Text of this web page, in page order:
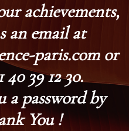
achievements,
an email at
paris.com or
40 39 12 30.
a password by
You !